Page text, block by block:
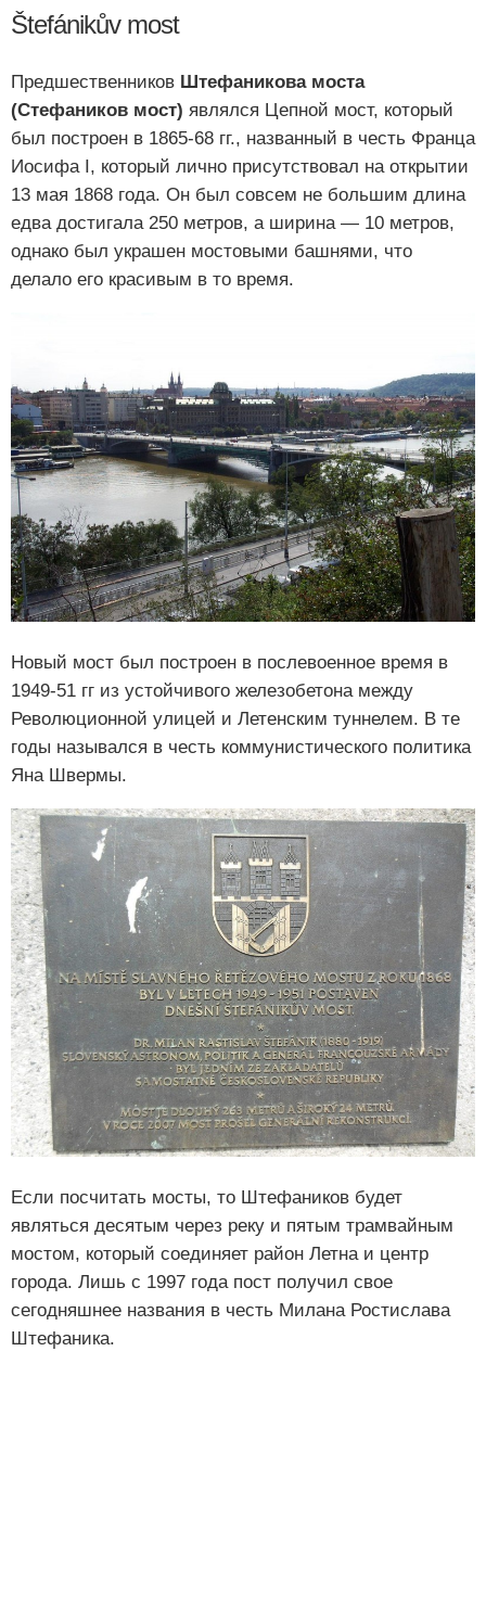
Štefánikův most
Предшественников Штефаникова моста
(Стефаников мост) являлся Цепной мост, который
был построен в 1865-68 гг., названный в честь Франца
Иосифа I, который лично присутствовал на открытии
13 мая 1868 года. Он был совсем не большим длина
едва достигала 250 метров, а ширина — 10 метров,
однако был украшен мостовыми башнями, что
делало его красивым в то время.
Новый мост был построен в послевоенное время в
1949-51 гг из устойчивого железобетона между
Революционной улицей и Летенским туннелем. В те
годы назывался в честь коммунистического политика
Яна Швермы.
Если посчитать мосты, то Штефаников будет
являться десятым через реку и пятым трамвайным
мостом, который соединяет район Летна и центр
города. Лишь с 1997 года пост получил свое
сегодняшнее названия в честь Милана Ростислава
Штефаника.